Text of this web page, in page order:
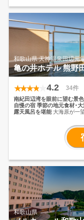
和歌山県 天神温泉田辺元
亀の井ホテル 熊野
4.2 34件
南紀田辺湾を眼前に望む景
自慢の宿季節の地元食材･大
露天風呂を堪能大海原が一
青い大海原、夕方は夕焼け
空、夜は満点の星空が見える
州の新鮮な海の幸を中心に
和歌山県